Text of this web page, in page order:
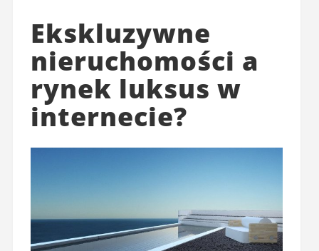
Ekskluzywne
nieruchomości a
rynek luksus w
internecie?